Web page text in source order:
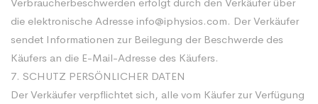
die elektronische Adresse info@iphysios.com. Der Verkäufer
sendet Informationen zur Beilegung der Beschwerde des
Käufers an die E-Mail-Adresse des Käufers.
7. SCHUTZ PERSÖNLICHER DATEN
Der Verkäufer verpflichtet sich, alle vom Käufer zur Verfügung